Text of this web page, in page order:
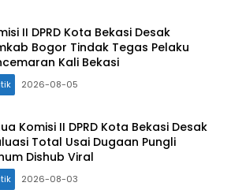
II DPRD Kota Bekasi Desak
Bogor Tindak Tegas Pelaku
Kali Bekasi
2026-08-05
Komisi II DPRD Kota Bekasi Desak
Total Usai Dugaan Pungli
Dishub Viral
2026-08-03